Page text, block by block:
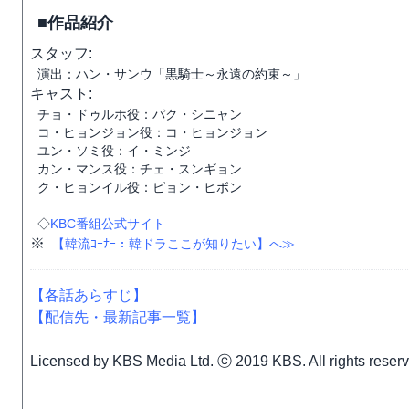
■作品紹介
スタッフ:
演出：ハン・サンウ「黒騎士～永遠の約束～」
キャスト:
チョ・ドゥルホ役：パク・シニャン
コ・ヒョンジョン役：コ・ヒョンジョン
ユン・ソミ役：イ・ミンジ
カン・マンス役：チェ・スンギョン
ク・ヒョンイル役：ピョン・ヒボン
◇KBC番組公式サイト
※ 【韓流ｺｰﾅｰ：韓ドラここが知りたい】へ≫
【各話あらすじ】
【配信先・最新記事一覧】
Licensed by KBS Media Ltd. ⓒ 2019 KBS. All rights